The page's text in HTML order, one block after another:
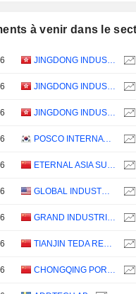
à venir dans le
JINGDONG INDUSTRIALS, INC.
JINGDONG INDUSTRIALS, INC.
JINGDONG INDUSTRIALS, INC.
POSCO INTERNATIONAL CORPORATION
ETERNAL ASIA SUPPLY CHAIN MANAGEMENT LTD.
GLOBAL INDUSTRIAL COMPANY
GRAND INDUSTRIAL HOLDING CO.,LTD
TIANJIN TEDA RESOURCES RECYCLING GROUP CO., LTD.
CHONGQING PORT CO.,LTD.